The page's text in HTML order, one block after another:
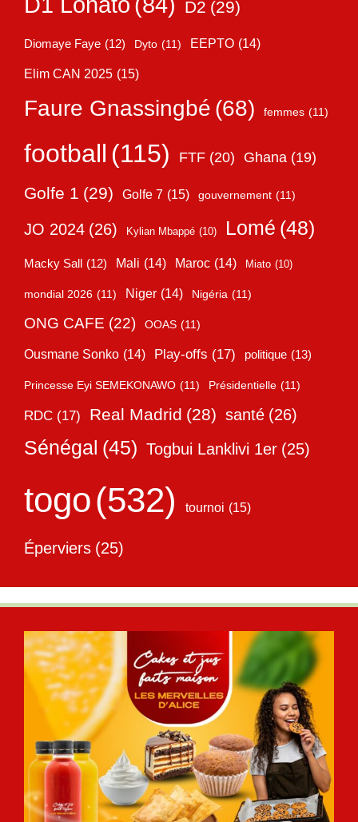
D2 (29)
Diomaye Faye (12) Dyto (11) EEPTO (14)
Elim CAN 2025 (15)
Faure Gnassingbé (68) femmes (11)
football (115) FTF (20) Ghana (19)
Golfe 1 (29) Golfe 7 (15) gouvernement (11)
JO 2024 (26) Kylian Mbappé (10) Lomé (48)
Macky Sall (12) Mali (14) Maroc (14) Miato (10)
mondial 2026 (11) Niger (14) Nigéria (11)
ONG CAFE (22) OOAS (11)
Ousmane Sonko (14) Play-offs (17) politique (13)
Princesse Eyi SEMEKONAWO (11) Présidentielle (11)
RDC (17) Real Madrid (28) santé (26)
Sénégal (45) Togbui Lanklivi 1er (25)
togo(532) tournoi (15)
Éperviers (25)